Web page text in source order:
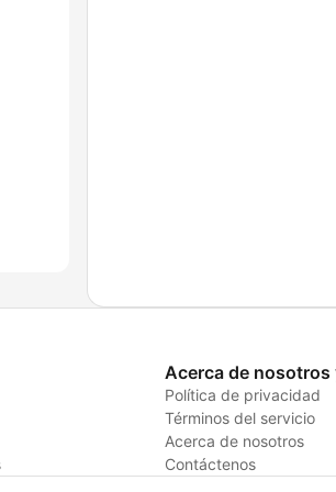
Acerca de
Política de privacidad
Términos del servicio
Acerca de nosotros
Contáctenos